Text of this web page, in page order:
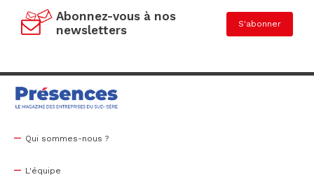
Abonnez-vous à nos
newsletters
S'abonner
Qui sommes-nous ?
L'équipe